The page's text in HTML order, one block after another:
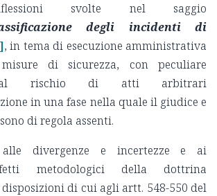
svolte nel saggio
degli incidenti di
, in tema di esecuzione amministrativa
di sicurezza, con peculiare
al rischio di atti arbitrari
in una fase nella quale il giudice e
di regola assenti.
divergenze e incertezze e ai
metodologici della dottrina
disposizioni di cui agli artt. 548-550 del